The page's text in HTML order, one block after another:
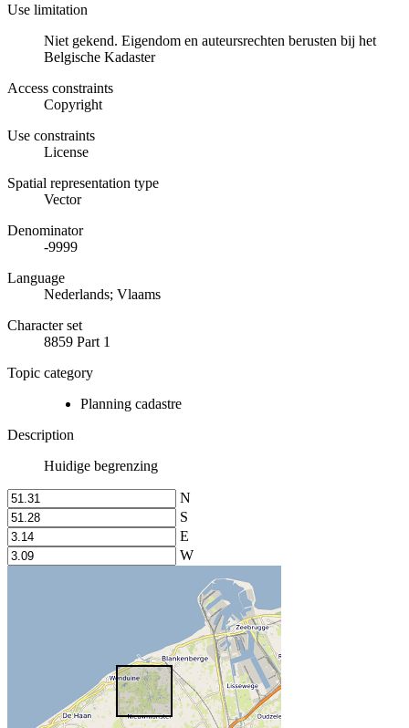
Use limitation
Niet gekend. Eigendom en auteursrechten berusten bij het
Belgische Kadaster
Access constraints
Copyright
Use constraints
License
Spatial representation type
Vector
Denominator
-9999
Language
Nederlands; Vlaams
Character set
8859 Part 1
Topic category
Planning cadastre
Description
Huidige begrenzing
N
S
E
W